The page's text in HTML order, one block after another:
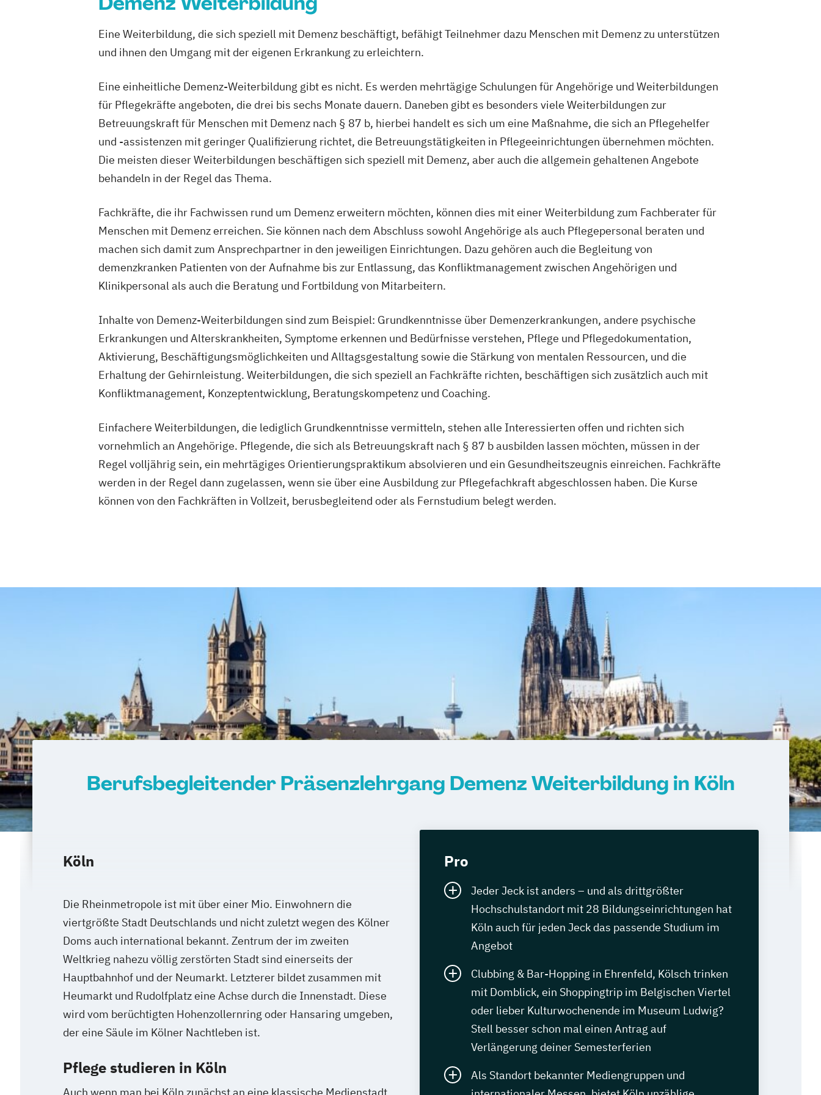
Eine Weiterbildung, die sich speziell mit Demenz beschäftigt, befähigt Teilnehmer dazu Menschen mit Demenz zu unterstützen
und ihnen den Umgang mit der eigenen Erkrankung zu erleichtern.
Eine einheitliche Demenz-Weiterbildung gibt es nicht. Es werden mehrtägige Schulungen für Angehörige und Weiterbildungen
für Pflegekräfte angeboten, die drei bis sechs Monate dauern. Daneben gibt es besonders viele Weiterbildungen zur
Betreuungskraft für Menschen mit Demenz nach § 87 b, hierbei handelt es sich um eine Maßnahme, die sich an Pflegehelfer
und -assistenzen mit geringer Qualifizierung richtet, die Betreuungstätigkeiten in Pflegeeinrichtungen übernehmen möchten.
Die meisten dieser Weiterbildungen beschäftigen sich speziell mit Demenz, aber auch die allgemein gehaltenen Angebote
behandeln in der Regel das Thema.
Fachkräfte, die ihr Fachwissen rund um Demenz erweitern möchten, können dies mit einer Weiterbildung zum Fachberater für
Menschen mit Demenz erreichen. Sie können nach dem Abschluss sowohl Angehörige als auch Pflegepersonal beraten und
machen sich damit zum Ansprechpartner in den jeweiligen Einrichtungen. Dazu gehören auch die Begleitung von
demenzkranken Patienten von der Aufnahme bis zur Entlassung, das Konfliktmanagement zwischen Angehörigen und
Klinikpersonal als auch die Beratung und Fortbildung von Mitarbeitern.
Inhalte von Demenz-Weiterbildungen sind zum Beispiel: Grundkenntnisse über Demenzerkrankungen, andere psychische
Erkrankungen und Alterskrankheiten, Symptome erkennen und Bedürfnisse verstehen, Pflege und Pflegedokumentation,
Aktivierung, Beschäftigungsmöglichkeiten und Alltagsgestaltung sowie die Stärkung von mentalen Ressourcen, und die
Erhaltung der Gehirnleistung. Weiterbildungen, die sich speziell an Fachkräfte richten, beschäftigen sich zusätzlich auch mit
Konfliktmanagement, Konzeptentwicklung, Beratungskompetenz und Coaching.
Einfachere Weiterbildungen, die lediglich Grundkenntnisse vermitteln, stehen alle Interessierten offen und richten sich
vornehmlich an Angehörige. Pflegende, die sich als Betreuungskraft nach § 87 b ausbilden lassen möchten, müssen in der
Regel volljährig sein, ein mehrtägiges Orientierungspraktikum absolvieren und ein Gesundheitszeugnis einreichen. Fachkräfte
werden in der Regel dann zugelassen, wenn sie über eine Ausbildung zur Pflegefachkraft abgeschlossen haben. Die Kurse
können von den Fachkräften in Vollzeit, berusbegleitend oder als Fernstudium belegt werden.
Berufsbegleitender Präsenzlehrgang Demenz Weiterbildung in Köln
Köln
Die Rheinmetropole ist mit über einer Mio. Einwohnern die
viertgrößte Stadt Deutschlands und nicht zuletzt wegen des Kölner
Doms auch international bekannt. Zentrum der im zweiten
Weltkrieg nahezu völlig zerstörten Stadt sind einerseits der
Hauptbahnhof und der Neumarkt. Letzterer bildet zusammen mit
Heumarkt und Rudolfplatz eine Achse durch die Innenstadt. Diese
wird vom berüchtigten Hohenzollernring oder Hansaring umgeben,
der eine Säule im Kölner Nachtleben ist.
Pflege studieren in Köln
Pro
Jeder Jeck ist anders – und als drittgrößter
Hochschulstandort mit 28 Bildungseinrichtungen hat
Köln auch für jeden Jeck das passende Studium im
Angebot
Clubbing & Bar-Hopping in Ehrenfeld, Kölsch trinken
mit Domblick, ein Shoppingtrip im Belgischen Viertel
oder lieber Kulturwochenende im Museum Ludwig?
Stell besser schon mal einen Antrag auf
Verlängerung deiner Semesterferien
Als Standort bekannter Mediengruppen und